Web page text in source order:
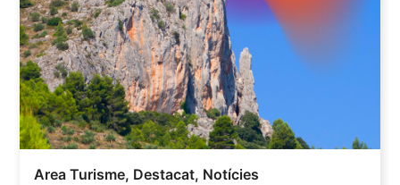
Area Turisme, Destacat, Notícies